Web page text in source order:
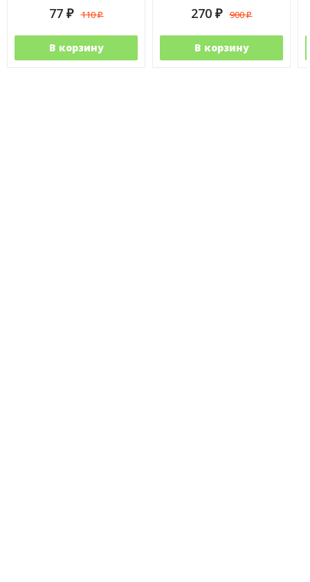
77 ₽ 110₽
В корзину
270 ₽ 900₽
В корзину